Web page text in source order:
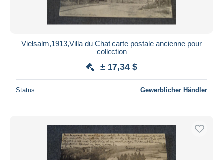
Vielsalm,1913,Villa du Chat,carte postale ancienne pour
collection
± 17,34 $
Status Gewerblicher Händler